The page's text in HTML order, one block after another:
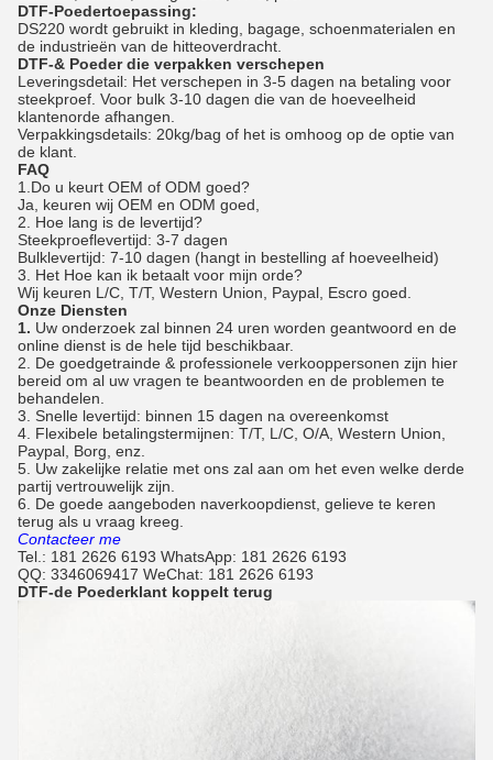
DTF-Poedertoepassing:
DS220 wordt gebruikt in kleding, bagage, schoenmaterialen en
de industrieën van de hitteoverdracht.
DTF-& Poeder die verpakken verschepen
Leveringsdetail: Het verschepen in 3-5 dagen na betaling voor
steekproef. Voor bulk 3-10 dagen die van de hoeveelheid
klantenorde afhangen.
Verpakkingsdetails: 20kg/bag of het is omhoog op de optie van
de klant.
FAQ
1.Do u keurt OEM of ODM goed?
Ja, keuren wij OEM en ODM goed,
2. Hoe lang is de levertijd?
Steekproeflevertijd: 3-7 dagen
Bulklevertijd: 7-10 dagen (hangt in bestelling af hoeveelheid)
3. Het Hoe kan ik betaalt voor mijn orde?
Wij keuren L/C, T/T, Western Union, Paypal, Escro goed.
Onze Diensten
1. Uw onderzoek zal binnen 24 uren worden geantwoord en de
online dienst is de hele tijd beschikbaar.
2. De goedgetrainde & professionele verkooppersonen zijn hier
bereid om al uw vragen te beantwoorden en de problemen te
behandelen.
3. Snelle levertijd: binnen 15 dagen na overeenkomst
4. Flexibele betalingstermijnen: T/T, L/C, O/A, Western Union,
Paypal, Borg, enz.
5. Uw zakelijke relatie met ons zal aan om het even welke derde
partij vertrouwelijk zijn.
6. De goede aangeboden naverkoopdienst, gelieve te keren
terug als u vraag kreeg.
Contacteer me
Tel.: 181 2626 6193 WhatsApp: 181 2626 6193
QQ: 3346069417 WeChat: 181 2626 6193
DTF-de Poederklant koppelt terug